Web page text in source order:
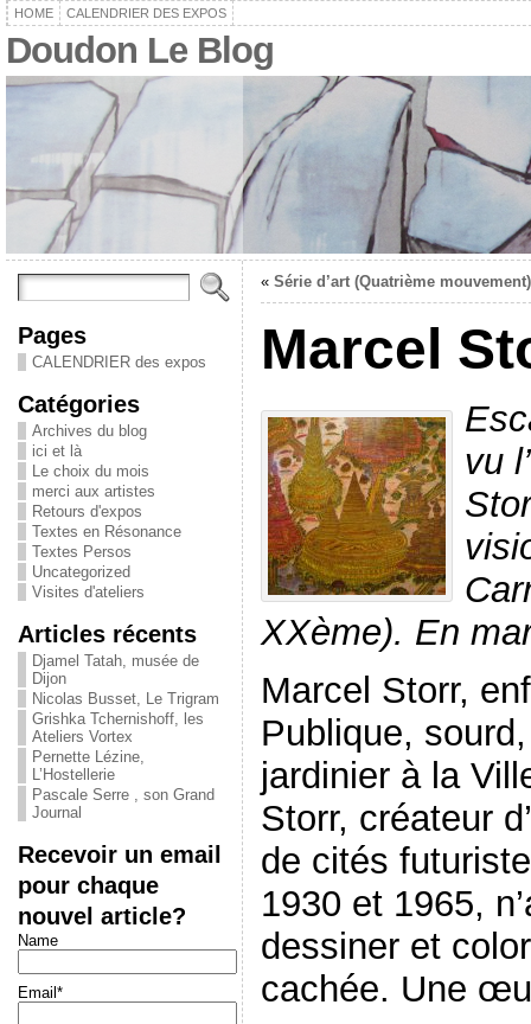
HOME CALENDRIER DES EXPOS
Doudon Le Blog
Pages
CALENDRIER des expos
Catégories
Archives du blog
ici et là
Le choix du mois
merci aux artistes
Retours d'expos
Textes en Résonance
Textes Persos
Uncategorized
Visites d'ateliers
Articles récents
Djamel Tatah, musée de
Dijon
Nicolas Busset, Le Trigram
Grishka Tchernishoff, les
Ateliers Vortex
Pernette Lézine,
L’Hostellerie
Pascale Serre , son Grand
Journal
Recevoir un email
pour chaque
nouvel article?
Name
Email*
« Série d’art (Quatrième mouvement)
Marcel
vu
XXème). En
Marcel Storr,
Publique,
jardinier à la
Storr, créateur
de cités
1930 et 1965,
dessiner et
cachée. Une